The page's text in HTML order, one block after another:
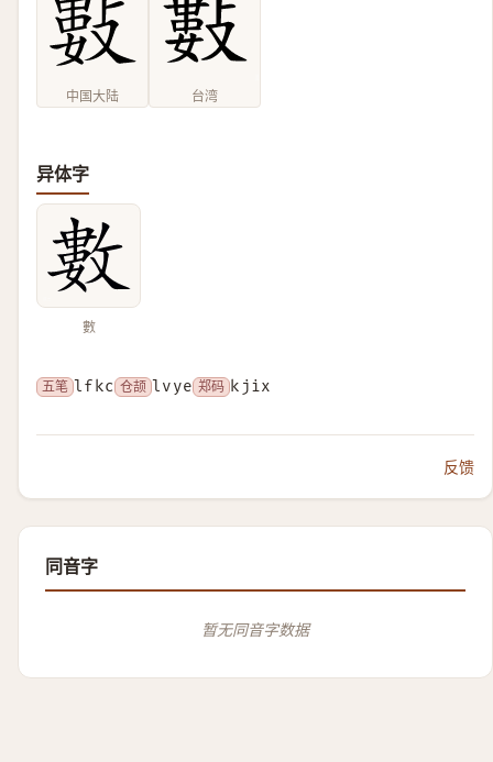
中国大陆 台湾
异体字
數
五笔 lfkc 仓颉 lvye 郑码 kjix
反馈
同音字
暂无同音字数据